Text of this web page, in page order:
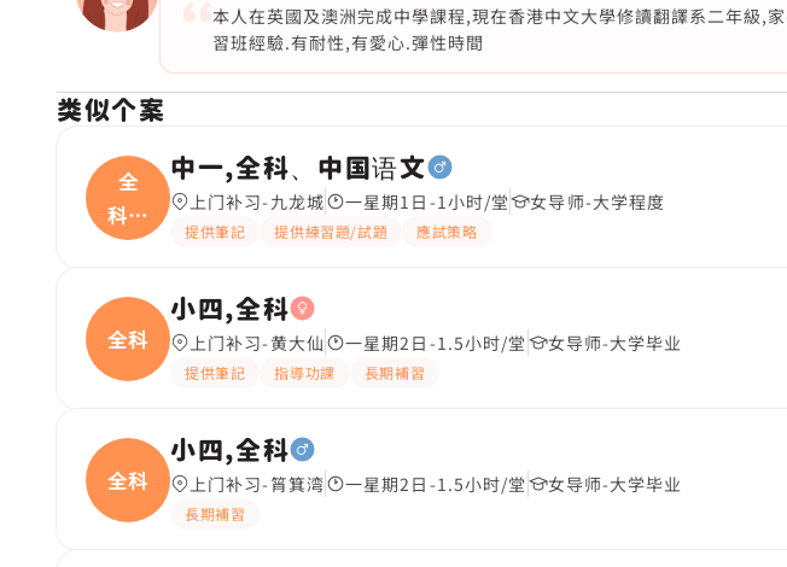
本人在英國及澳洲完成中學課程,現在香港中文大學修讀翻譯系二年級,
習班經驗.有耐性,有愛心.彈性時間
类似个案
全
科、
中国
中一,全科、中国语文
上门补习-九龙城 一星期1日-1小时/堂 女导师-大学程度
提供筆記 提供練習題/試題 應試策略
全科
小四,全科
上门补习-黄大仙 一星期2日-1.5小时/堂 女导师-大学毕业
提供筆記 指導功課 長期補習
全科
小四,全科
上门补习-筲箕湾 一星期2日-1.5小时/堂 女导师-大学毕业
長期補習